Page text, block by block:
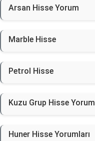
Arsan Hisse Yorum
Marble Hisse
Petrol Hisse
Kuzu Grup Hisse Yorum
Huner Hisse Yorumları